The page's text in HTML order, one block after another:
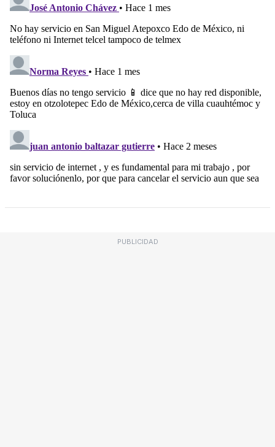
PUBLICIDAD